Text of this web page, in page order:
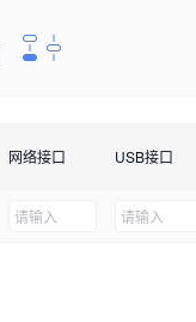
网络接口 USB接口